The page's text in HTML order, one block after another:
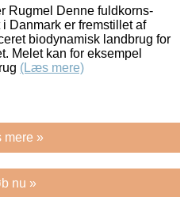
Rugmel Denne fuldkorns-
Danmark er fremstillet af
biodynamisk landbrug for
Melet kan for eksempel
(Læs mere)
mere »
nu »